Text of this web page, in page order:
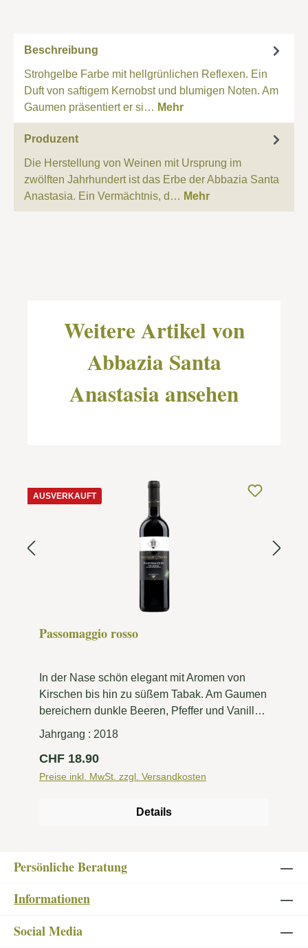
Beschreibung
Strohgelbe Farbe mit hellgrünlichen Reflexen. Ein
Duft von saftigem Kernobst und blumigen Noten. Am
Gaumen präsentiert er si… Mehr
Produzent
Die Herstellung von Weinen mit Ursprung im
zwölften Jahrhundert ist das Erbe der Abbazia Santa
Anastasia. Ein Vermächtnis, d… Mehr
Weitere Artikel von
Abbazia Santa
Anastasia ansehen
AUSVERKAUFT
Passomaggio rosso
In der Nase schön elegant mit Aromen von
Kirschen bis hin zu süßem Tabak. Am Gaumen
bereichern dunkle Beeren, Pfeffer und Vanille
die Aromenvielfalt. Die exotische Würze des
Nero d'Avola und die elegante Frucht der
Merlot Traube ergeben einen facettenreichen
Rotwein. Die Tannine sind sehr mild und reif.
Jahrgang : 2018
Regulärer Preis:
CHF 18.90
Preise inkl. MwSt. zzgl. Versandkosten
Details
Persönliche Beratung
Informationen
Social Media